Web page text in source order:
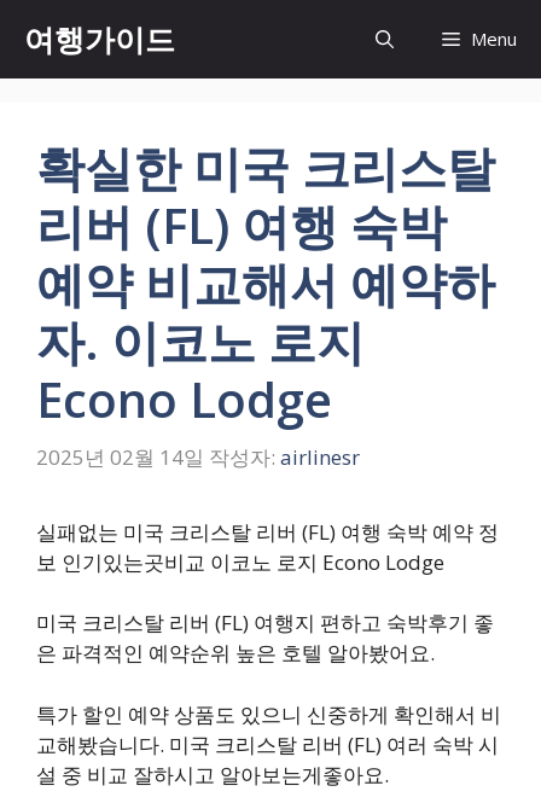
츠
여행가이드 Menu
확실한 미국 크리스탈
리버 (FL) 여행 숙박
예약 비교해서 예약하
자. 이코노 로지
Econo Lodge
2025년 02월 14일 작성자: airlinesr
실패없는 미국 크리스탈 리버 (FL) 여행 숙박 예약 정
보 인기있는곳비교 이코노 로지 Econo Lodge
미국 크리스탈 리버 (FL) 여행지 편하고 숙박후기 좋
은 파격적인 예약순위 높은 호텔 알아봤어요.
특가 할인 예약 상품도 있으니 신중하게 확인해서 비
교해봤습니다. 미국 크리스탈 리버 (FL) 여러 숙박 시
설 중 비교 잘하시고 알아보는게좋아요.